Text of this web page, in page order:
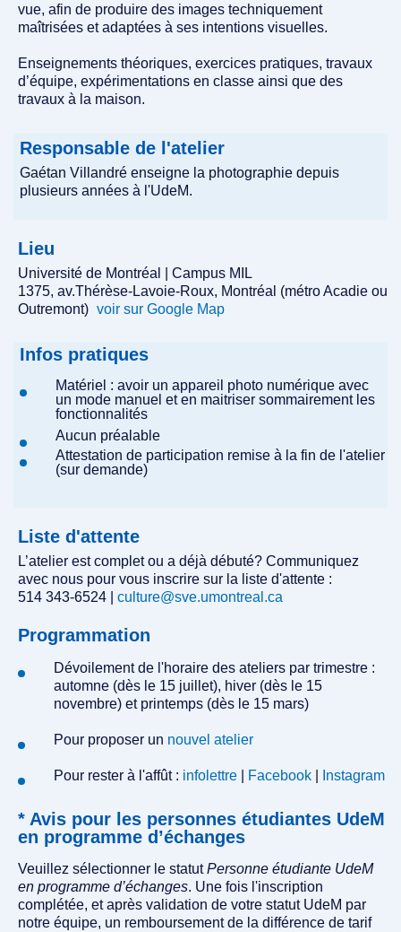
vue, afin de produire des images techniquement
maîtrisées et adaptées à ses intentions visuelles.
Enseignements théoriques, exercices pratiques, travaux
d’équipe, expérimentations en classe ainsi que des
travaux à la maison.
Responsable de l'atelier
Gaétan Villandré enseigne la photographie depuis
plusieurs années à l'UdeM.
Lieu
Université de Montréal | Campus MIL
1375, av.Thérèse-Lavoie-Roux, Montréal (métro Acadie ou
Outremont) voir sur Google Map
Infos pratiques
Matériel : avoir un appareil photo numérique avec
un mode manuel et en maitriser sommairement les
fonctionnalités
Aucun préalable
Attestation de participation remise à la fin de l'atelier
(sur demande)
Liste d'attente
L’atelier est complet ou a déjà débuté? Communiquez
avec nous pour vous inscrire sur la liste d'attente :
514 343-6524 | culture@sve.umontreal.ca
Programmation
Dévoilement de l'horaire des ateliers par trimestre :
automne (dès le 15 juillet), hiver (dès le 15
novembre) et printemps (dès le 15 mars)
Pour proposer un nouvel atelier
Pour rester à l'affût : infolettre Facebook Instagram
* Avis pour les personnes étudiantes UdeM
en programme d’échanges
Veuillez sélectionner le statutPersonne étudiante UdeM
en programme d’échanges. Une fois l'inscription
complétée, et après validation de votre statut UdeM par
notre équipe, un remboursement de la différence de tarif